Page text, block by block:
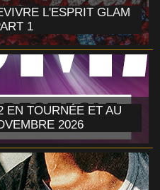
L'ESPRIT GLAM
1
EN TOURNÉE ET AU
2026